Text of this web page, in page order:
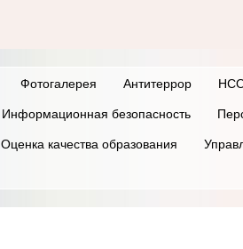
Фотогалерея Антитеррор
Информационная безопасность
Оценка качества образования